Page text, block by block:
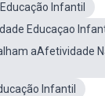
Infantil
Educaçao
aAfetividade
Infantil